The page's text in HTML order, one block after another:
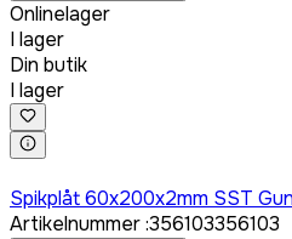
Onlinelager
I lager
Din butik
I lager
Spikplåt 60x200x2mm SST
Artikelnummer:356103356103